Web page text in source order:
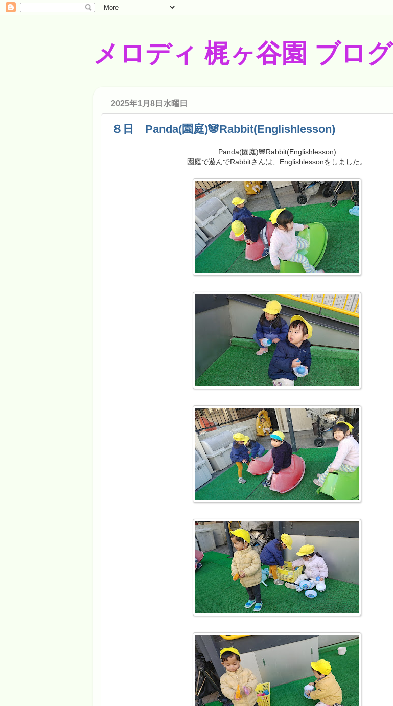
メロディ 梶ヶ谷園 ブログ
2025年1月8日水曜日
８日 Panda(園庭)🐼Rabbit(Englishlesson)
Panda(園庭)🐼Rabbit(Englishlesson)
園庭で遊んでRabbitさんは、Englishlessonをしました。